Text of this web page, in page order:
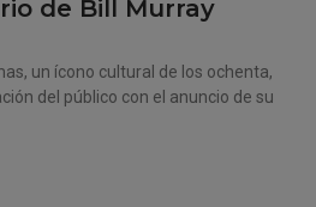
de Bill Murray
un ícono cultural de los ochenta,
del público con el anuncio de su